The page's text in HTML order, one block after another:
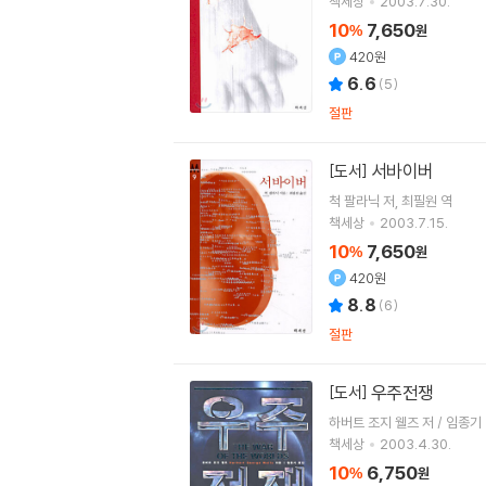
10% 7,650원
420원
6.6 (5)
절판
[도서] 서바이버
척 팔라닉 저 최필원 역
책세상
2003.7.15.
10% 7,650원
420원
8.8 (6)
절판
[도서] 우주전쟁
하버트 조지 웰즈 저 / 임종기
책세상
2003.4.30.
10% 6,750원